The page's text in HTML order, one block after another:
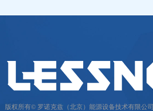
版权所有© 罗诺克兹（北京）能源设备技术有限公司